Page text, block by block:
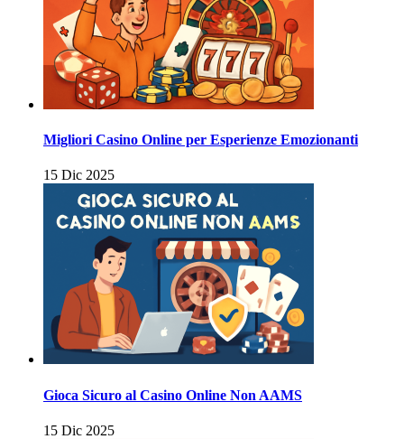
Migliori Casino Online per Esperienze Emozionanti
15 Dic 2025
Gioca Sicuro al Casino Online Non AAMS
15 Dic 2025